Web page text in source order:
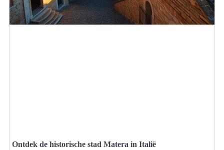
Ontdek de historische stad Matera in Italië